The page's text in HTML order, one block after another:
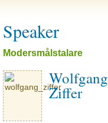
Speaker
Modersmålstalare
Wolfgang
Ziffer